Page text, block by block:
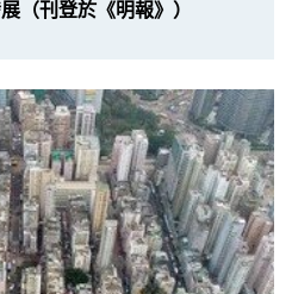
（刊登於《明報》）